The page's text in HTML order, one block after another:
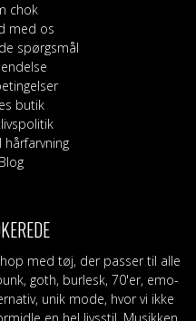
chok
med os
spørgsmål
butik
hårfarvning
Blog
med tøj, der passer til alle
goth, burlesk, 70'er, emo-
unik mode, hvor vi ikke